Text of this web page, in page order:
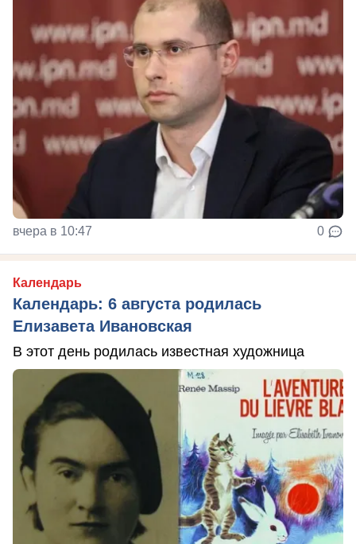
вчера в 10:47 0
Календарь
Календарь: 6 августа родилась
Елизавета Ивановская
В этот день родилась известная художница